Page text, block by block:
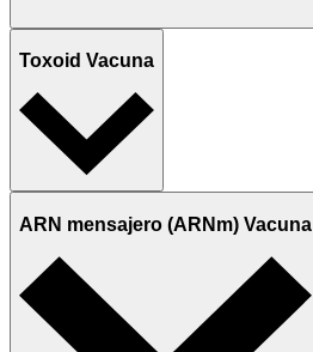
Toxoid Vacuna
ARN mensajero (ARNm) Vacuna